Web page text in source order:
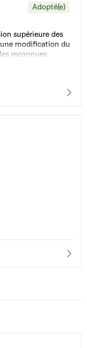
Adopté(e)
supérieure des
modification du
reconnues